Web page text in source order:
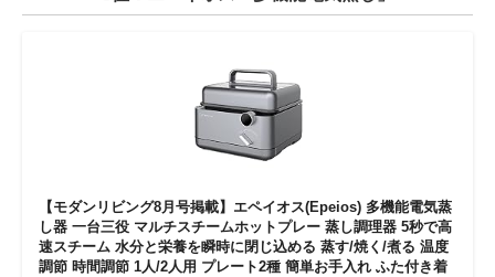
【モダンリビング8月号掲載】エペイオス(Epeios) 多機能電気蒸
し器 一台三役 マルチスチームホットプレー 蒸し調理器 5秒で高
速スチーム 水分と栄養を瞬時に閉じ込める 蒸す/焼く/煮る 温度
調節 時間調節 1人/2人用 プレート2種 簡単お手入れ ふた付き着